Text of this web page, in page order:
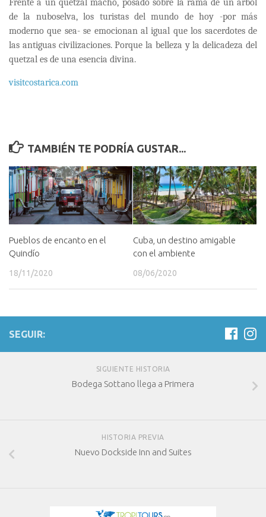
Frente a un quetzal macho, posado sobre la rama de un árbol
de la nuboselva, los turistas del mundo de hoy -por más
moderno que sea- se emocionan al igual que los sacerdotes de
las antiguas civilizaciones. Porque la belleza y la delicadeza del
quetzal es de una esencia divina.
visitcostarica.com
TAMBIÉN TE PODRÍA GUSTAR...
Pueblos de encanto en el
Quindío
18/11/2020
Cuba, un destino amigable
con el ambiente
08/06/2020
SEGUIR:
SIGUIENTE HISTORIA
Bodega Sottano llega a Primera
HISTORIA PREVIA
Nuevo Dockside Inn and Suites